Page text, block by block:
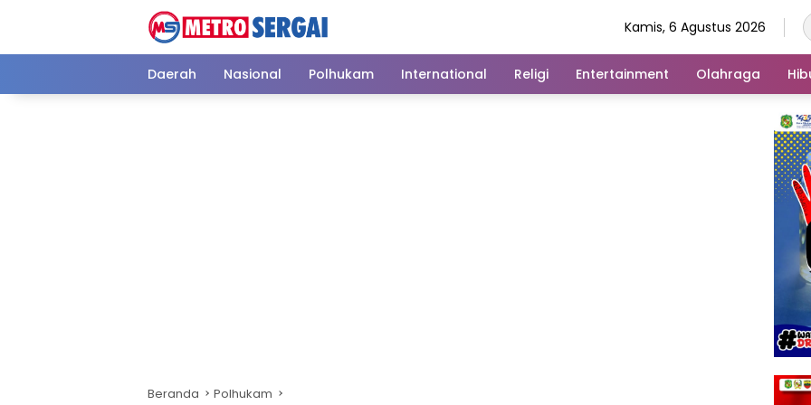
Kamis, 6 Agustus 2026
Daerah Nasional Polhukam International Religi Entertainment Olahraga
Beranda Polhukam